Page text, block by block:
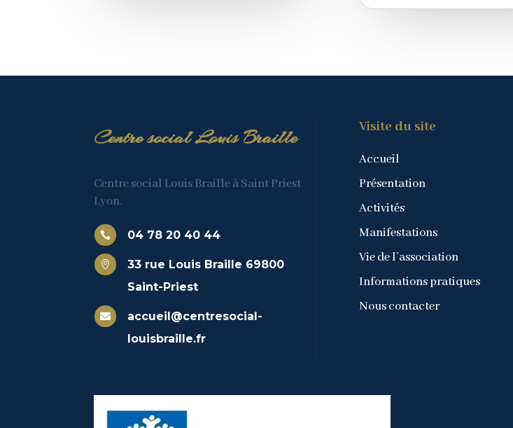
Centre social Louis Braille
Centre social Louis Braille à Saint Priest
Lyon.
 04 78 20 40 44

33 rue Louis Braille 69800
Saint-Priest

accueil@centresocial-
louisbraille.fr
Visite du site
Accueil
Présentation
Activités
Manifestations
Vie de l’association
Informations pratiques
Nous contacter